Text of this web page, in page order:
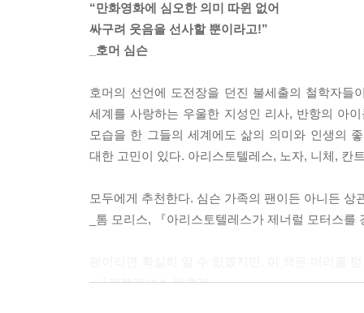
오히려 싸구려 맥주를 마시며 직장에 대해 불평
로, 호머와 아이들 사이에서 뒤치다꺼리를 도맡
호머와 마지의 자녀들인 바트, 리사, 매기는 저마
평범성이라는 면에서 비슷하다.
--- 「호머에게도 배울 점이 있다: 누스바움과 픽션의 힘」
“만화영화에 심오한 의미 따윈 없어
싸구려 웃음을 선사할 뿐이라고!”
_호머 심슨
호머의 선언에 도전장을 던진 불세출의 철학자
세계를 사랑하는 우울한 지성인 리사, 반항의 아
모습을 한 그들의 세계에도 삶의 의미와 인생의
대한 고민이 있다. 아리스토텔레스, 노자, 니체, 칸
모두에게 추천한다. 심슨 가족의 팬이든 아니든
_톰 모리스, 『아리스토텔레스가 제너럴 모터스를
_『퍼블리셔스 위클리』